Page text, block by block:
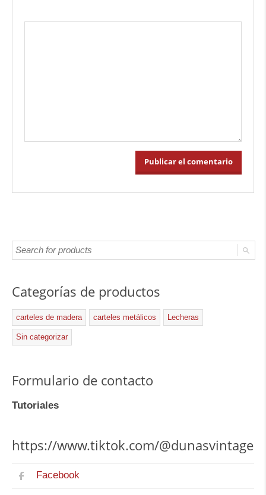
Categorías de productos
carteles de madera carteles metálicos Lecheras
Sin categorizar
Formulario de contacto
Tutoriales
https://www.tiktok.com/@dunasvintage
Facebook